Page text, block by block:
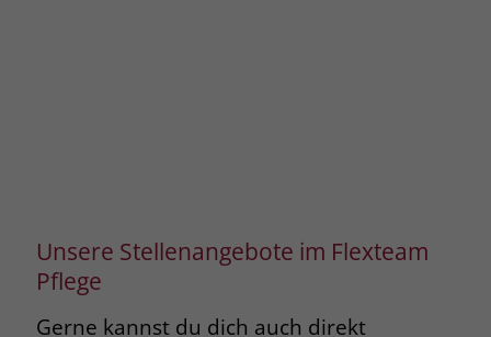
Unsere Stellenangebote im Flexteam
Pflege
Gerne kannst du dich auch direkt